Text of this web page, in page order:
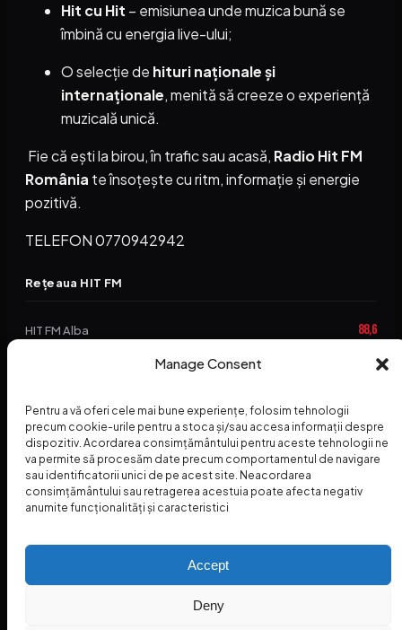
Manage Consent
Pentru a vă oferi cele mai bune experiențe, folosim tehnologii
precum cookie-urile pentru a stoca și/sau accesa informații despre
dispozitiv. Acordarea consimțământului pentru aceste tehnologii ne
va permite să procesăm date precum comportamentul de navigare
sau identificatorii unici de pe acest site. Neacordarea
consimțământului sau retragerea acestuia poate afecta negativ
anumite funcționalități și caracteristici
Accept
Deny
Hit cu Hit – emisiunea unde muzica bună se
îmbină cu energia live-ului;
O selecție de hituri naționale și
internaționale, menită să creeze o experiență
muzicală unică.
Fie că ești la birou, în trafic sau acasă, Radio Hit FM
România te însoțește cu ritm, informație și energie
pozitivă.
TELEFON 0770942942
Rețeaua HIT FM
HIT FM Alba 88,6
94,2
HIT FM Abrud 94,3
HIT FM Horezu 95,1
HIT FM Nehoiu 88,2
© 2026 Radio Hit FM — SC HITFM GROUP SRL